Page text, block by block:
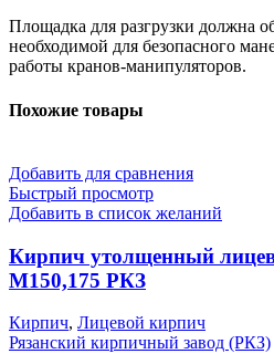
Площадка для разгрузки должна
необходимой для безопасного
работы кранов-манипуляторов.
Похожие товары
Добавить для сравнения
Быстрый просмотр
Добавить в список желаний
Кирпич утолщенный
М150,175 РКЗ
Кирпич, Лицевой кирпич
Рязанский кирпичный завод (РКЗ)